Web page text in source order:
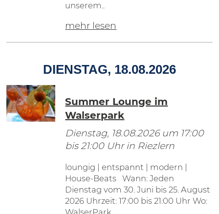
unserem..
mehr lesen
DIENSTAG, 18.08.2026
Summer Lounge im
Walserpark
Dienstag, 18.08.2026um 17:00
bis 21:00 Uhr in Riezlern
loungig | entspannt | modern |
House-Beats Wann: Jeden
Dienstag vom 30. Juni bis 25. August
2026 Uhrzeit: 17:00 bis 21:00 Uhr Wo:
WalserPark..